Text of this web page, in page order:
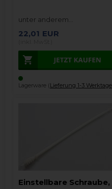
unter anderem…
22,01 EUR
Lagerware (Lieferung 1-3 Werktage
Einstellbare